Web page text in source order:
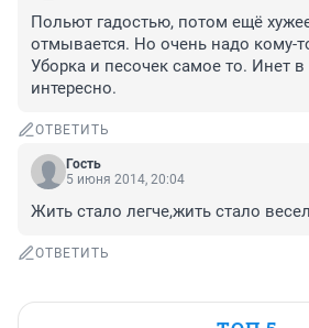
Польют гадостью, потом ещё
отмывается. Но очень надо кому-
Уборка и песочек самое то. Инет
интересно.
ОТВЕТИТЬ
Гость
5 июня 2014, 20:04
Жить стало легче,жить стало
ОТВЕТИТЬ